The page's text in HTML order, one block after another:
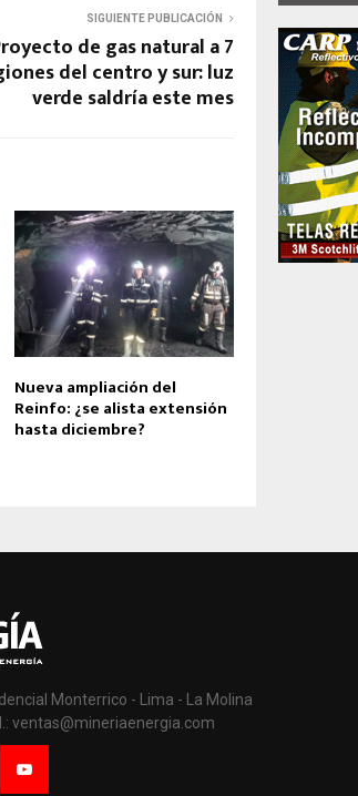
SIGUIENTE PUBLICACIÓN
de gas natural a 7
del centro y sur: luz
verde saldría este mes
Nueva ampliación del
Reinfo: ¿se alista extensión
hasta diciembre?
Monterrico - Lima - La Molina
ventas@mineriaenergia.com